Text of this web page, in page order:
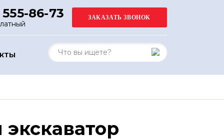
86-73